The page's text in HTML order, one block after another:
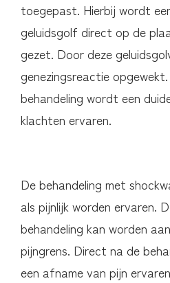
toegepast. Hierbij wordt
geluidsgolf direct op de
gezet. Door deze
genezingsreactie
behandeling wordt een
klachten ervaren.
De behandeling met
als pijnlijk worden ervaren.
behandeling kan worden
pijngrens. Direct na de
een afname van pijn